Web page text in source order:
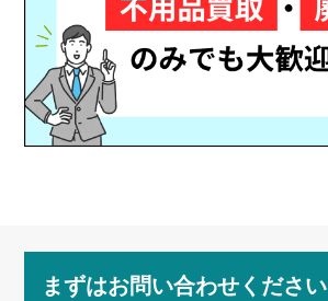
まずはお問い合わせください